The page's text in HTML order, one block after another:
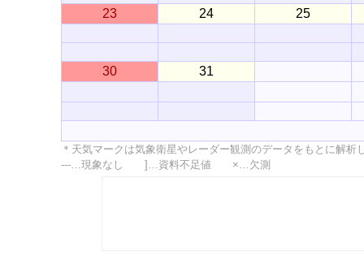
23 24 25
30 31
＊天気マークは気象衛星やレーダー観測のデータをもとに解
---…現象なし ]…資料不足値 ×…欠測